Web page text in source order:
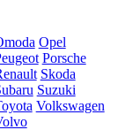
Opel
Porsche
Skoda
Suzuki
Volkswagen